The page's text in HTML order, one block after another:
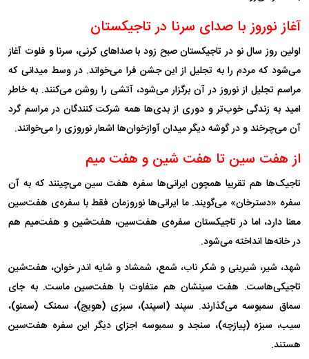
آغاز نوروز با صدای سرنا در تاجیکستان
اولین روز سال نو در تاجیکستان صبح زود با صدا‌های کرنی، سرنا و فلوت آغاز
می‌شود که مردم را به تجلیل از این جشن فرا می‌خواند. در وسط میدانی که
مراسم تجلیل از نوروز در آن برگزار می‌شود، آتشی را روشن می‌کنند. به خاطر
امید به زندگی خوب‌تر و دوری از بدی‌ها همه شرکت کنندگان در مراسم گرد
آن می‌چرخند و در گوشه دیگر میدان آوازخوان‌ها اشعار نوروزی را می‌خوانند.
از هفت سین تا هفت شین و هفت میم
تاجیک‌ها هم تقریبا همچون ایرانی‌ها سفره هفت سین می‌چینند که به آن
سفره «دسترخان» می‌گویند. ما ایرانی‌ها نوروزمان فقط با سفره‌ی هفت‌سین
معنا دارد، اما در تاجیکستان سفره‌ی هفت‌سین، هفت‌شین و هفت‌میم هم
در خانه‌ها انداخته می‌شود.
شهد، شیر، شیرینی و شکر ناب، شمع، شمشاد و شایه اندر خوان، هفت‌شین
تاجیکی‌هاست. هفت سینشان هم متفاوت با هفت‌سین ماست. به جای
سماق سمبوسه می‌گذارند. سپند (اسپند)، سبزی (هویج)، سمنک (سمنو)،
سیب، سبزه (پیازچه)، سنجد و سمبوسه اجزای دیگر این سفره هفت‌سین
هستند.